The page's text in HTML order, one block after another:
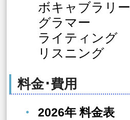
ボキャブラリー
グラマー
ライティング
リスニング
料金･費用
2026年 料金表